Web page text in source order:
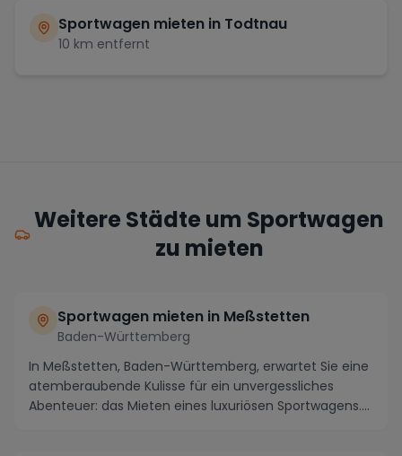
Sportwagen mieten in Todtnau
10 km entfernt
Weitere Städte um Sportwagen
zu mieten
Sportwagen mieten in Meßstetten
Baden-Württemberg
In Meßstetten, Baden-Württemberg, erwartet Sie eine
atemberaubende Kulisse für ein unvergessliches
Abenteuer: das Mieten eines luxuriösen Sportwagens....